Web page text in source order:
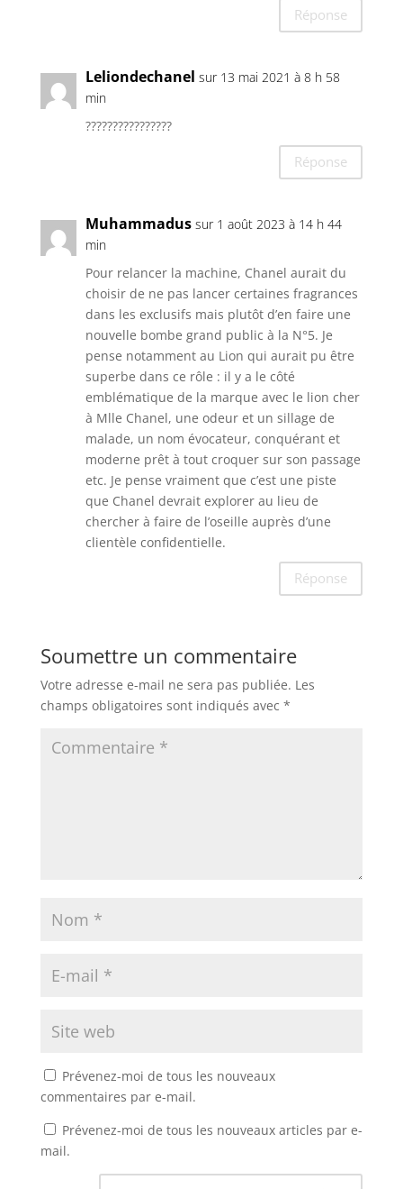
Réponse
Leliondechanel sur 13 mai 2021 à 8 h 58
min
????????????????
Réponse
Muhammadus sur 1 août 2023 à 14 h 44
min
Pour relancer la machine, Chanel aurait du
choisir de ne pas lancer certaines fragrances
dans les exclusifs mais plutôt d’en faire une
nouvelle bombe grand public à la N°5. Je
pense notamment au Lion qui aurait pu être
superbe dans ce rôle : il y a le côté
emblématique de la marque avec le lion cher
à Mlle Chanel, une odeur et un sillage de
malade, un nom évocateur, conquérant et
moderne prêt à tout croquer sur son passage
etc. Je pense vraiment que c’est une piste
que Chanel devrait explorer au lieu de
chercher à faire de l’oseille auprès d’une
clientèle confidentielle.
Réponse
Soumettre un commentaire
Votre adresse e-mail ne sera pas publiée. Les
champs obligatoires sont indiqués avec *
Prévenez-moi de tous les nouveaux
commentaires par e-mail.
Prévenez-moi de tous les nouveaux articles par e-
mail.